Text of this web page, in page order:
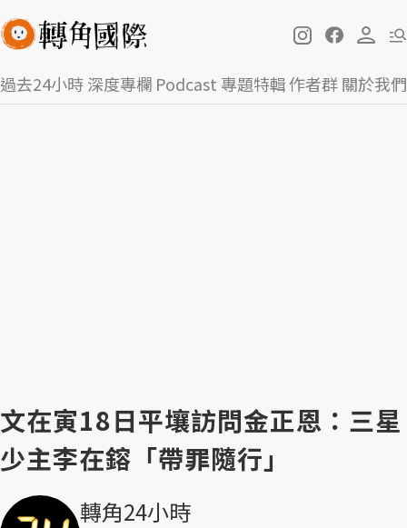
過去24小時深度專欄 Podcast 專題特輯作者群關於我們
文在寅18日平壤訪問金正恩：三星
少主李在鎔「帶罪隨行」
轉角24小時